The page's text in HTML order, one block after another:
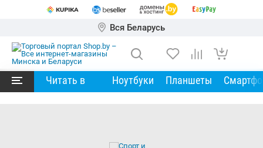
Вся Беларусь
Читать в Ноутбуки Планшеты